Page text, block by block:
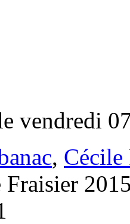
vendredi
, Cécile